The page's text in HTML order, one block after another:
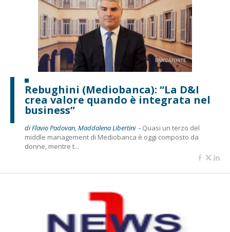
Rebughini (Mediobanca): “La D&I
crea valore quando è integrata nel
business”
di Flavio Padovan, Maddalena Libertini - Quasi un terzo del
middle management di Mediobanca è oggi composto da
donne, mentre t...